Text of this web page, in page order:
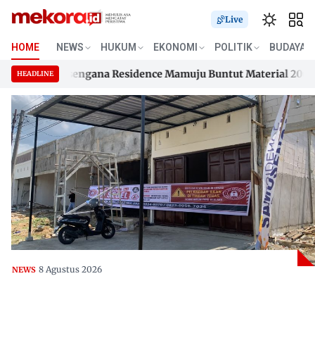
Skip
content
Live
HOME NEWS HUKUM EKONOMI POLITIK BUDAYA
HEADLINE
Samusengana Residence Mamuju Buntut Material 200 Juta
Samusengana Residence Mamuju Buntut Material 200 Juta
NEWS 8 Agustus 2026